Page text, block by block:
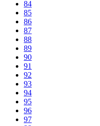
84
85
86
87
88
89
90
91
92
93
94
95
96
97